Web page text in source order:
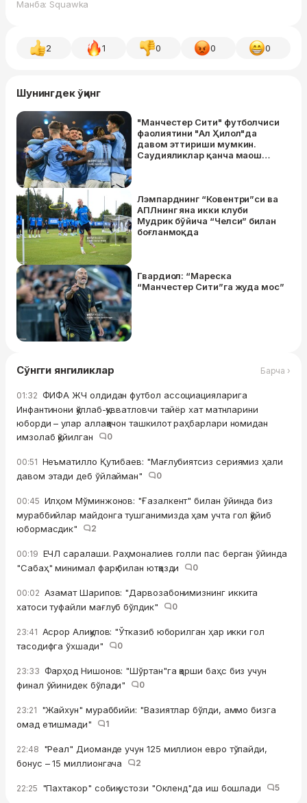
Манба: Squawka
2 1 0 0 0
Шунингдек ўқинг
"Манчестер Сити" футболчиси
фаолиятини "Ал Ҳилол"да
давом эттириши мумкин.
Саудияликлар қанча маош
Лэмпарднинг “Ковентри”си ва
АПЛнинг яна икки клуби
Мудрик бўйича “Челси” билан
боғланмоқда
Гвардиол: “Мареска
“Манчестер Сити”га жуда мос”
Сўнгги янгиликлар Барча ›
01:32 ФИФА ЖЧ олдидан футбол ассоциацияларига
Инфантинони қўллаб-қувватловчи тайёр хат матнларини
юборди – улар аллақачон ташкилот раҳбарлари номидан
имзолаб қўйилган
0
00:51 Неъматилло Қутибаев: "Мағлубиятсиз сериямиз ҳали
давом этади деб ўйлайман"
0
00:45 Илҳом Мўминжонов: "Ғазалкент" билан ўйинда биз
мураббийлар майдонга тушганимизда ҳам учта гол қўйиб
юбормасдик"
2
00:19 ЕЧЛ саралаши. Раҳмоналиев голли пас берган ўйинда
"Сабаҳ" минимал фарқ билан ютқазди
0
00:02 Азамат Шарипов: "Дарвозабонимизнинг иккита
хатоси туфайли мағлуб бўлдик"
0
23:41 Асрор Алиқулов: "Ўтказиб юборилган ҳар икки гол
тасодифга ўхшади"
0
23:33 Фарҳод Нишонов: "Шўртан"га қарши баҳс биз учун
финал ўйинидек бўлади"
0
23:21 "Жайхун" мураббийи: "Вазиятлар бўлди, аммо бизга
омад етишмади"
1
22:48 "Реал" Диоманде учун 125 миллион евро тўлайди,
бонус – 15 миллионгача
2
22:25 "Пахтакор" собиқ устози "Окленд"да иш бошлади 5